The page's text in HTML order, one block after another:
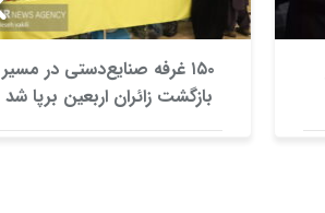
۱۵۰ غرفه صنایع‌دستی در مسیر
بازگشت زائران اربعین برپا شد